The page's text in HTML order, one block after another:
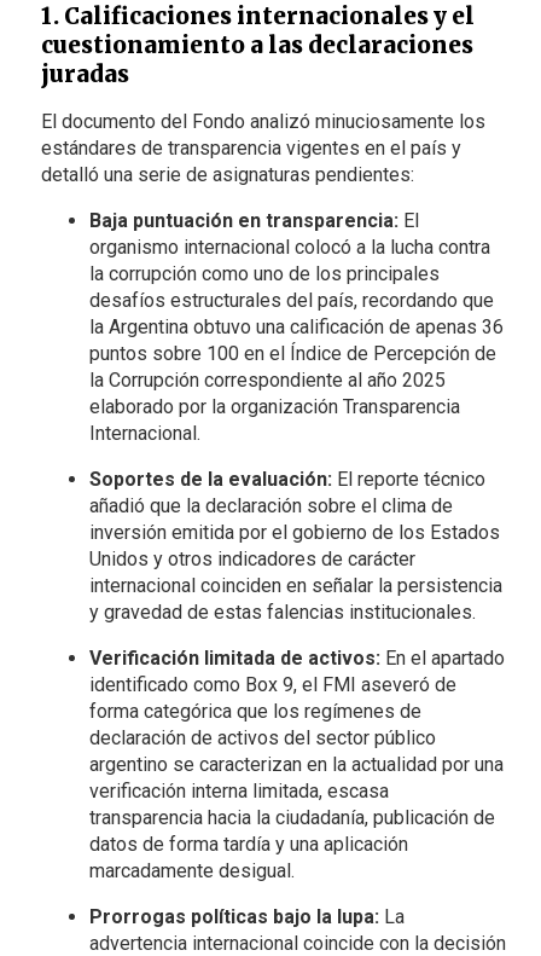
1. Calificaciones internacionales y el
cuestionamiento a las declaraciones
juradas
El documento del Fondo analizó minuciosamente los
estándares de transparencia vigentes en el país y
detalló una serie de asignaturas pendientes:
Baja puntuación en transparencia:El
organismo internacional colocó a la lucha contra
la corrupción como uno de los principales
desafíos estructurales del país, recordando que
la Argentina obtuvo una calificación de apenas 36
puntos sobre 100 en el Índice de Percepción de
la Corrupción correspondiente al año 2025
elaborado por la organización Transparencia
Internacional.
Soportes de la evaluación:El reporte técnico
añadió que la declaración sobre el clima de
inversión emitida por el gobierno de los Estados
Unidos y otros indicadores de carácter
internacional coinciden en señalar la persistencia
y gravedad de estas falencias institucionales.
Verificación limitada de activos:En el apartado
identificado como Box 9, el FMI aseveró de
forma categórica que los regímenes de
declaración de activos del sector público
argentino se caracterizan en la actualidad por una
verificación interna limitada, escasa
transparencia hacia la ciudadanía, publicación de
datos de forma tardía y una aplicación
marcadamente desigual.
Prorrogas políticas bajo la lupa:La
advertencia internacional coincide con la decisión